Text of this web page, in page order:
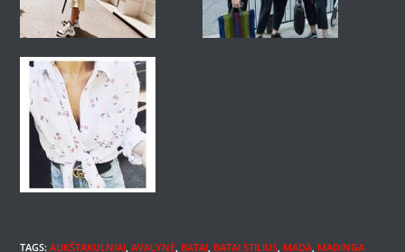
TAGS:AUKŠTAKULNIAI, AVALYNĖ, BATAI, BATAI STILIUS, MADA, MADINGA